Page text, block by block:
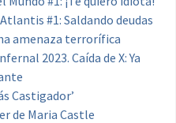
#1: Saldando deudas
amenaza terrorífica
2023. Caída de X: Ya
Castigador’
de Maria Castle